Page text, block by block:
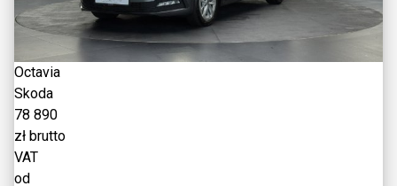
Octavia
Skoda
78 890
zł brutto
VAT
od